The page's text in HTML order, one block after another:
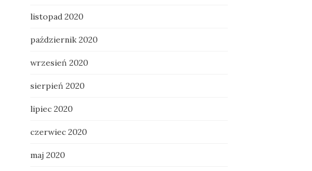
listopad 2020
październik 2020
wrzesień 2020
sierpień 2020
lipiec 2020
czerwiec 2020
maj 2020